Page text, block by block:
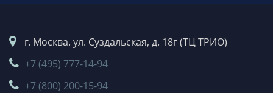
г. Москва. ул. Суздальская, д. 18г (ТЦ ТРИО)
+7 (495) 777-14-94
+7 (800) 200-15-94